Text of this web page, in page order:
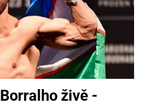
živě -